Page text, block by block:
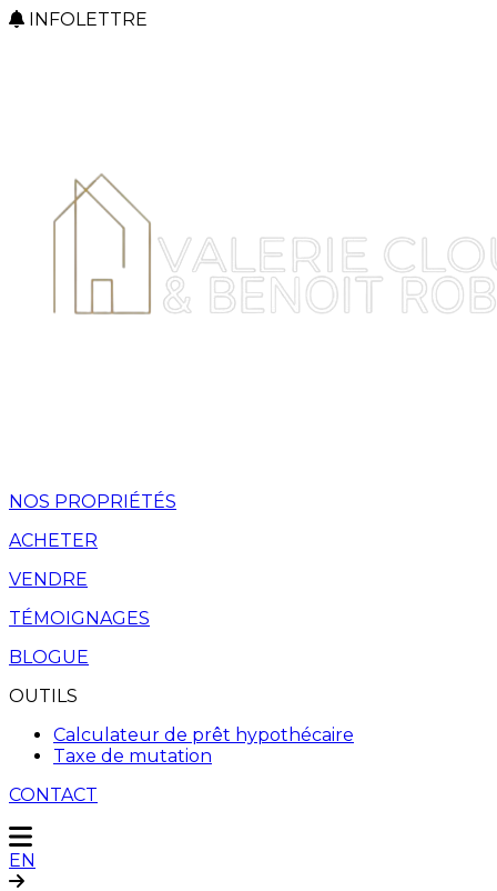
INFOLETTRE
NOS PROPRIÉTÉS
ACHETER
VENDRE
TÉMOIGNAGES
BLOGUE
OUTILS
Calculateur de prêt hypothécaire
Taxe de mutation
CONTACT
EN